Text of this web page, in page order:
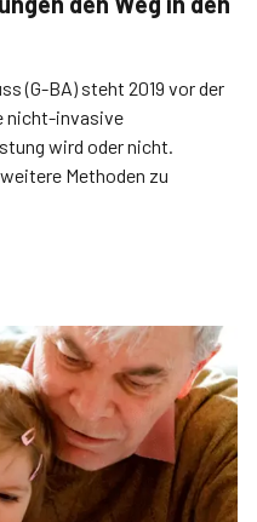
(G-BA) steht 2019 vor der
nicht-invasive
wird oder nicht.
Methoden zu